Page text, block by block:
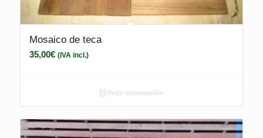
Mosaico de teca
35,00€ (IVA incl.)
Pedir información